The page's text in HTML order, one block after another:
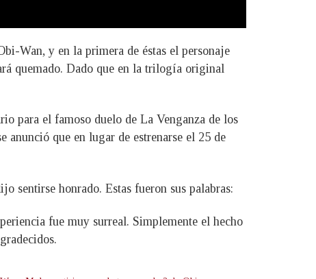
Wan, y en la primera de éstas el personaje
quemado. Dado que en la trilogía original
para el famoso duelo de La Venganza de los
anunció que en lugar de estrenarse el 25 de
sentirse honrado. Estas fueron sus palabras:
fue muy surreal. Simplemente el hecho